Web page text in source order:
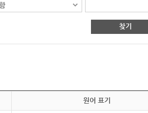
찾기
원어 표기